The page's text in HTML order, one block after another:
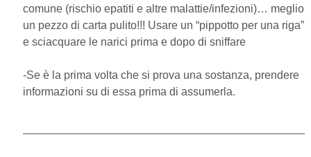
comune (rischio epatiti e altre malattie/infezioni)… meglio
un pezzo di carta pulito!!! Usare un “pippotto per una riga”
e sciacquare le narici prima e dopo di sniffare
-Se è la prima volta che si prova una sostanza, prendere
informazioni su di essa prima di assumerla.